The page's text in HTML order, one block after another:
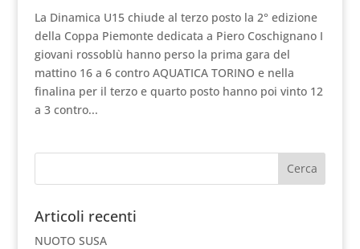
La Dinamica U15 chiude al terzo posto la 2° edizione
della Coppa Piemonte dedicata a Piero Coschignano I
giovani rossoblù hanno perso la prima gara del
mattino 16 a 6 contro AQUATICA TORINO e nella
finalina per il terzo e quarto posto hanno poi vinto 12
a 3 contro...
Articoli recenti
NUOTO SUSA